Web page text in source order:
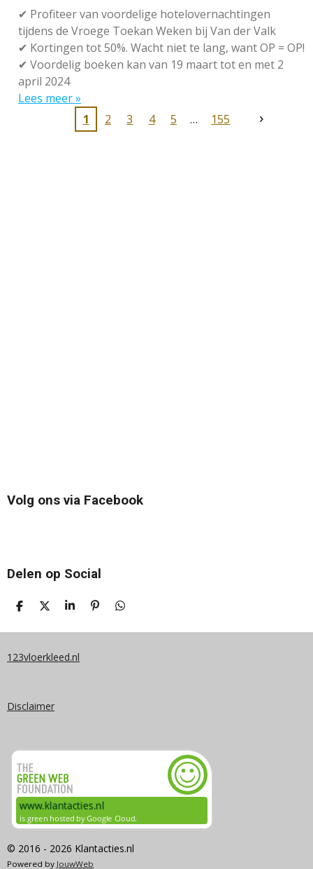
✔ Profiteer van voordelige hotelovernachtingen
tijdens de Vroege Toekan Weken bij Van der Valk
✔ Kortingen tot 50%. Wacht niet te lang, want OP = OP!
✔ Voordelig boeken kan van 19 maart tot en met 2
april 2024
Lees meer »
1
2 3 4 5 155
Volg ons via Facebook
Delen op Social
D
L
N
D
E
S
A
E
P
N
D
L
123vloerkleed.nl
Disclaimer
© 2016 - 2026 Klantacties.nl
Powered by JouwWeb